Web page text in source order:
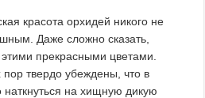
красота орхидей никого не
Даже сложно сказать,
прекрасными цветами.
твердо убеждены, что в
наткнуться на хищную дикую